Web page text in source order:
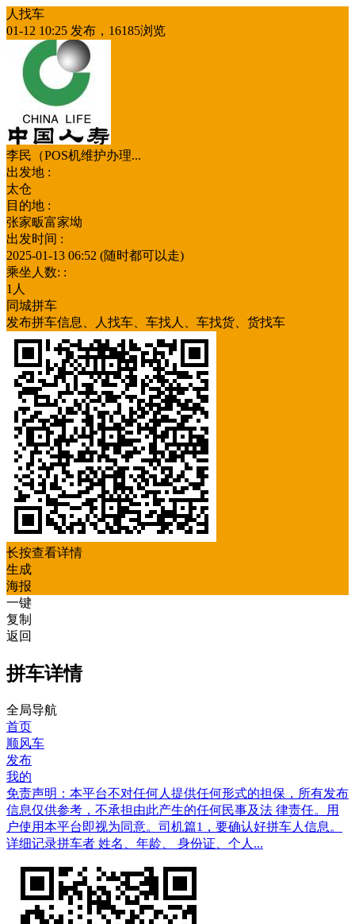
人找车
01-12 10:25 发布，16185浏览
李民（POS机维护办理...
出发地 :
太仓
目的地 :
张家畈富家坳
出发时间 :
2025-01-13 06:52 (随时都可以走)
乘坐人数: :
1人
同城拼车
发布拼车信息、人找车、车找人、车找货、货找车
长按查看详情
生成
海报
一键
复制
返回
拼车详情
全局导航
首页
顺风车
发布
我的
免责声明：本平台不对任何人提供任何形式的担保，所有发布
信息仅供参考，不承担由此产生的任何民事及法 律责任。用
户使用本平台即视为同意。司机篇1，要确认好拼车人信息。
详细记录拼车者 姓名、年龄、 身份证、个人...